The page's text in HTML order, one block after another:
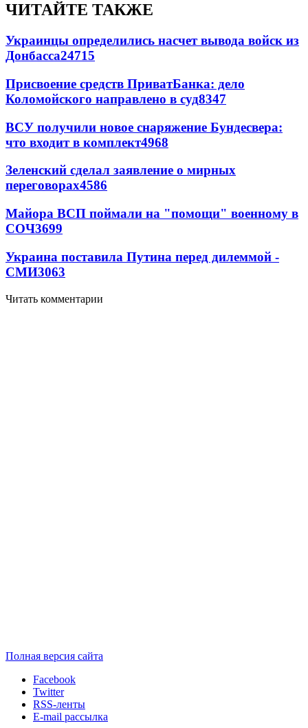
ЧИТАЙТЕ ТАКЖЕ
Украинцы определились насчет вывода войск из
Донбасса24715
Присвоение средств ПриватБанка: дело
Коломойского направлено в суд8347
ВСУ получили новое снаряжение Бундесвера:
что входит в комплект4968
Зеленский сделал заявление о мирных
переговорах4586
Майора ВСП поймали на "помощи" военному в
СОЧ3699
Украина поставила Путина перед дилеммой -
СМИ3063
Читать комментарии
Полная версия сайта
Facebook
Twitter
RSS-ленты
E-mail рассылка